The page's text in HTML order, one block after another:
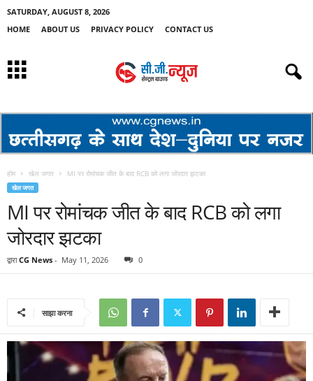
SATURDAY, AUGUST 8, 2026
HOME
ABOUT US PRIVACY POLICY CONTACT US
होम खेल जगत MI पर रोमांचक जीत के बाद RCB को लगा जोरदार झटका
खेल जगत
MI पर रोमांचक जीत के बाद RCB को लगा
जोरदार झटका
द्वारा CG News - May 11, 2026 0
साझा करना